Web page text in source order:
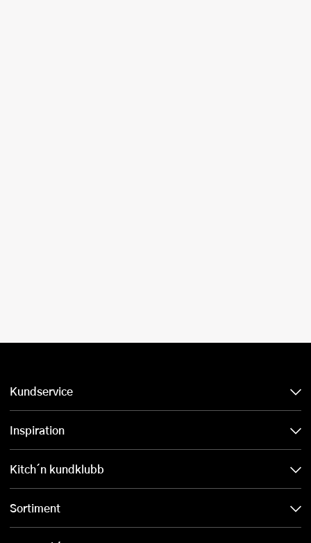
Kundservice
Inspiration
Kitch´n kundklubb
Sortiment